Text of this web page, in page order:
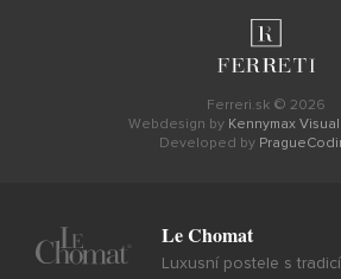
Ferreri.sk © 2026
Webdesign by Kennymax
Developed by
Le Chomat
Luxusní postele s